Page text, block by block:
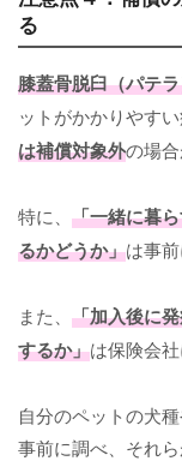
る
膝蓋骨脱臼（パテ
ットがかかりやすい
は補償対象外の場
特に、 「一緒に暮
るかどうか」は事
また、 「加入後に
するか」は保険会
自分のペットの犬
事前に調べ、それ